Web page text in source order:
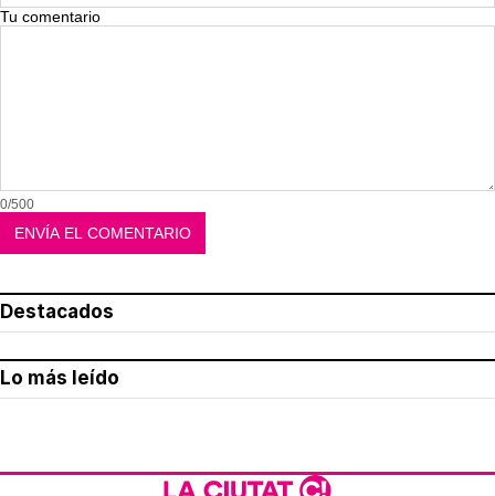
Tu comentario
0/500
Destacados
Lo más leído